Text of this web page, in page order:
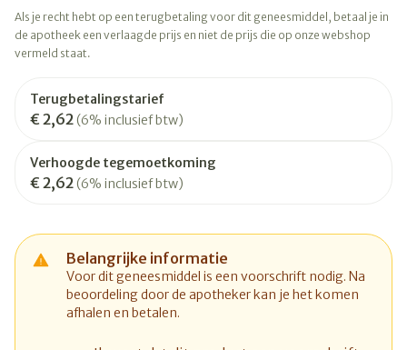
Als je recht hebt op een terugbetaling voor dit geneesmiddel, betaal je in
de apotheek een verlaagde prijs en niet de prijs die op onze webshop
vermeld staat.
Terugbetalingstarief
€ 2,62(6% inclusief btw)
Verhoogde tegemoetkoming
€ 2,62(6% inclusief btw)
Belangrijke informatie
Voor dit geneesmiddel is een voorschrift nodig. Na
beoordeling door de apotheker kan je het komen
afhalen en betalen.